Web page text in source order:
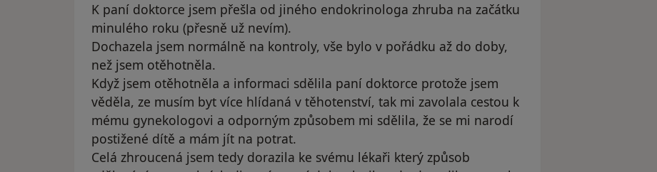
K paní doktorce jsem přešla od jiného endokrinologa zhruba na začátku
minulého roku (přesně už nevím).
Dochazela jsem normálně na kontroly, vše bylo v pořádku až do doby,
než jsem otěhotněla.
Když jsem otěhotněla a informaci sdělila paní doktorce protože jsem
věděla, ze musím byt více hlídaná v těhotenství, tak mi zavolala cestou k
mému gynekologovi a odporným způsobem mi sdělila, že se mi narodí
postižené dítě a mám jít na potrat.
Celá zhroucená jsem tedy dorazila ke svému lékaři který způsob